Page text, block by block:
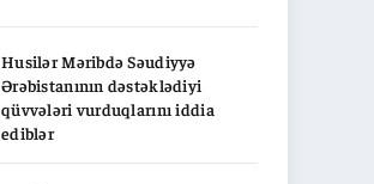
Husilər Məribdə Səudiyyə
Ərəbistanının dəstəklədiyi
qüvvələri vurduqlarını iddia
ediblər